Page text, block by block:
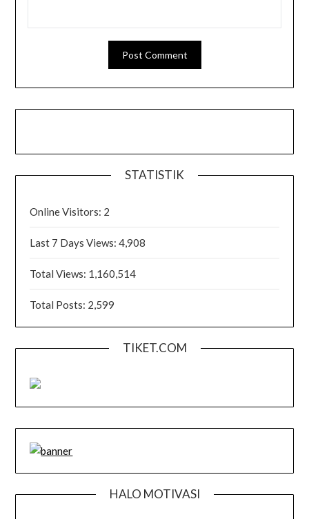
STATISTIK
Online Visitors: 2
Last 7 Days Views:4,908
Total Views: 1,160,514
Total Posts: 2,599
TIKET.COM
HALO MOTIVASI